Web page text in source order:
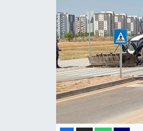
POLİTİKA
SAĞLIK
Siyaset
TEKNOLOJİ